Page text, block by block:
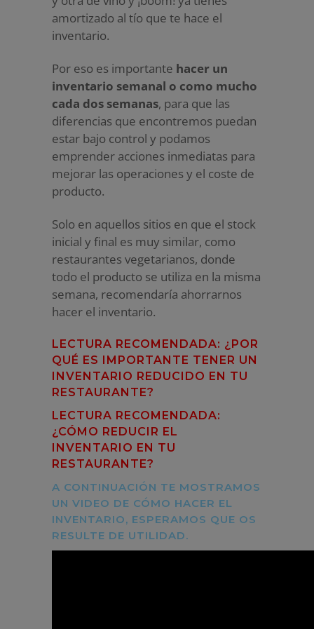
amortizado al tío que te hace el
inventario.
Por eso es importante hacer un
inventario semanal o como mucho
cada dos semanas, para que las
diferencias que encontremos puedan
estar bajo control y podamos
emprender acciones inmediatas para
mejorar las operaciones y el coste de
producto.
Solo en aquellos sitios en que el stock
inicial y final es muy similar, como
restaurantes vegetarianos, donde
todo el producto se utiliza en la misma
semana, recomendaría ahorrarnos
hacer el inventario.
LECTURA RECOMENDADA: ¿POR
QUÉ ES IMPORTANTE TENER UN
INVENTARIO REDUCIDO EN TU
RESTAURANTE?
LECTURA RECOMENDADA:
¿CÓMO REDUCIR EL
INVENTARIO EN TU
RESTAURANTE?
A CONTINUACIÓN TE MOSTRAMOS
UN VIDEO DE CÓMO HACER EL
INVENTARIO, ESPERAMOS QUE OS
RESULTE DE UTILIDAD.